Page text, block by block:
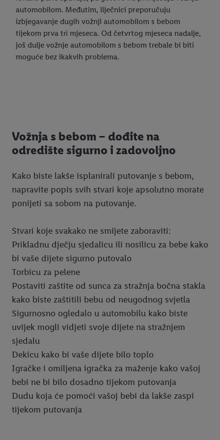
automobilom. Međutim, liječnici preporučuju
izbjegavanje dugih vožnji automobilom s bebom
tijekom prva tri mjeseca. Od četvrtog mjeseca nadalje,
još dulje vožnje automobilom s bebom trebale bi biti
moguće bez ikakvih problema.
Vožnja s bebom – dođite na
odredište sigurno i zadovoljno
Kako biste lakše isplanirali putovanje s bebom,
napravite popis svih stvari koje apsolutno morate
ponijeti sa sobom na putovanje.
Stvari koje svakako ne smijete zaboraviti:
Prikladnu dječju sjedalicu ili nosilicu za bebe kako
bi vaše dijete sigurno putovalo
Torbicu za pelene
Postaviti zaštite od sunca za stražnja bočna stakla
kako biste zaštitili bebu od neugodnog svjetla
Sigurnosno ogledalo u automobilu kako biste
uvijek mogli vidjeti svoje dijete na stražnjem
sjedalu
Dekicu kako bi vaše dijete bilo toplo
Igračke i omiljena igračka za maženje kako vašoj
bebi ne bi bilo dosadno tijekom putovanja
Dudu koja će pomoći vašoj bebi da lakše zaspi
tijekom putovanja